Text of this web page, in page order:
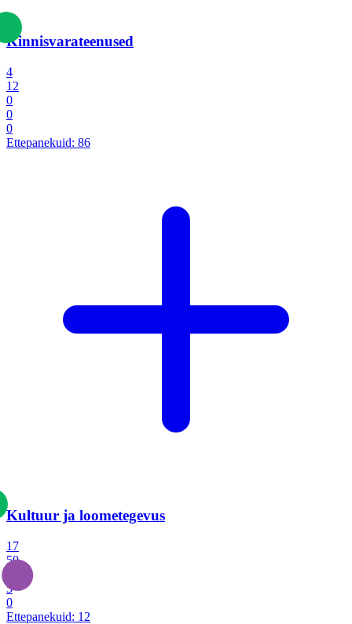
Kinnisvarateenused
4
12
0
0
0
Ettepanekuid: 86
Kultuur ja loometegevus
17
50
5
0
Ettepanekuid: 12